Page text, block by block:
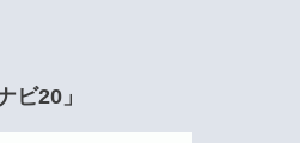
ビ20」